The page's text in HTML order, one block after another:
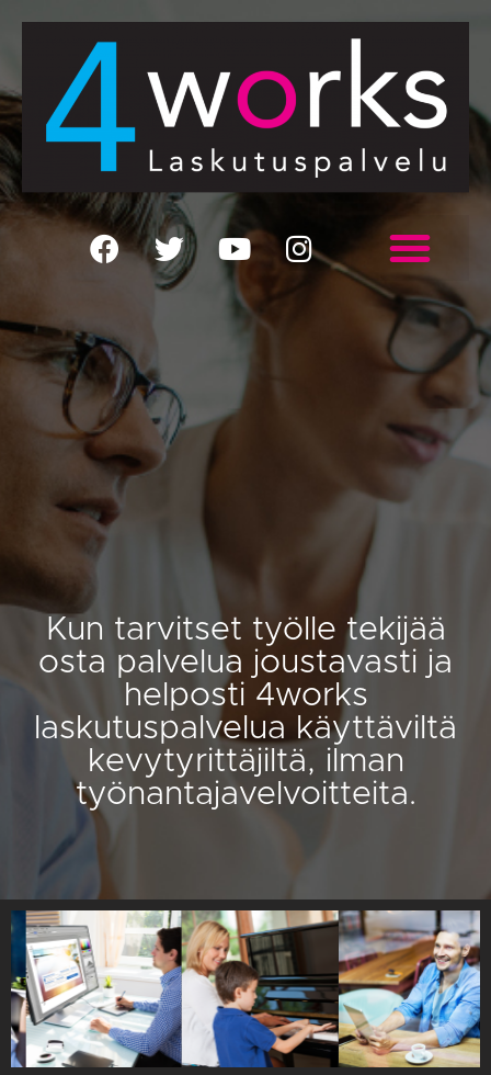
Kun tarvitset työlle tekijää
osta palvelua joustavasti ja
helposti 4works
laskutuspalvelua käyttäviltä
kevytyrittäjiltä, ilman
työnantajavelvoitteita.